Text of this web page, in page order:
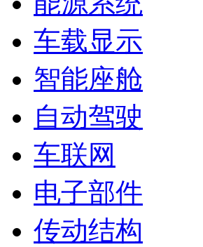
车载显示
智能座舱
自动驾驶
车联网
电子部件
传动结构